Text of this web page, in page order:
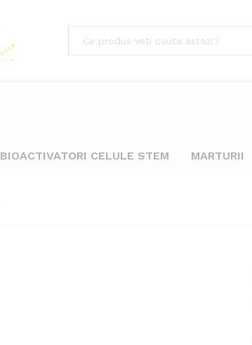
BIOACTIVATORI CELULE STEM MARTURII